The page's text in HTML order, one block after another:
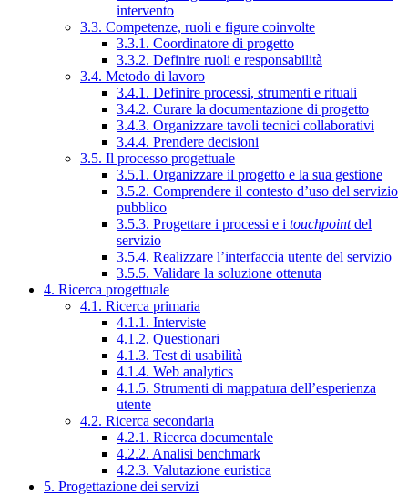
intervento
3.3. Competenze, ruoli e figure coinvolte
3.3.1. Coordinatore di progetto
3.3.2. Definire ruoli e responsabilità
3.4. Metodo di lavoro
3.4.1. Definire processi, strumenti e rituali
3.4.2. Curare la documentazione di progetto
3.4.3. Organizzare tavoli tecnici collaborativi
3.4.4. Prendere decisioni
3.5. Il processo progettuale
3.5.1. Organizzare il progetto e la sua gestione
3.5.2. Comprendere il contesto d’uso del servizio
pubblico
3.5.3. Progettare i processi e i touchpointdel
servizio
3.5.4. Realizzare l’interfaccia utente del servizio
3.5.5. Validare la soluzione ottenuta
4. Ricerca progettuale
4.1. Ricerca primaria
4.1.1. Interviste
4.1.2. Questionari
4.1.3. Test di usabilità
4.1.4. Web analytics
4.1.5. Strumenti di mappatura dell’esperienza
utente
4.2. Ricerca secondaria
4.2.1. Ricerca documentale
4.2.2. Analisi benchmark
4.2.3. Valutazione euristica
5. Progettazione dei servizi